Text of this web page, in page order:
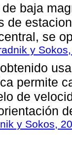
baja
de
se
y
permite
de
y Sokos,